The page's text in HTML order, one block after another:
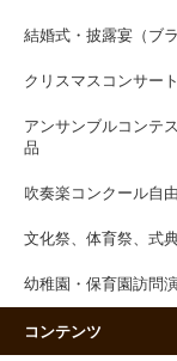
結婚式・披露宴（ブ
クリスマスコンサー
アンサンブルコンテ
品
吹奏楽コンクール自
文化祭、体育祭、式
幼稚園・保育園訪問
コンテンツ